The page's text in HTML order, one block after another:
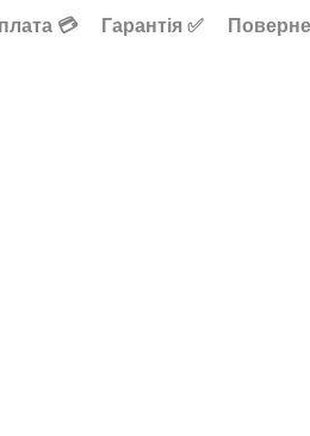
💳 Гарантія ✅